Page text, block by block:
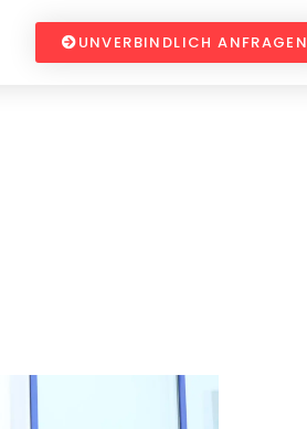
UNVERBINDLICH ANFRAGEN